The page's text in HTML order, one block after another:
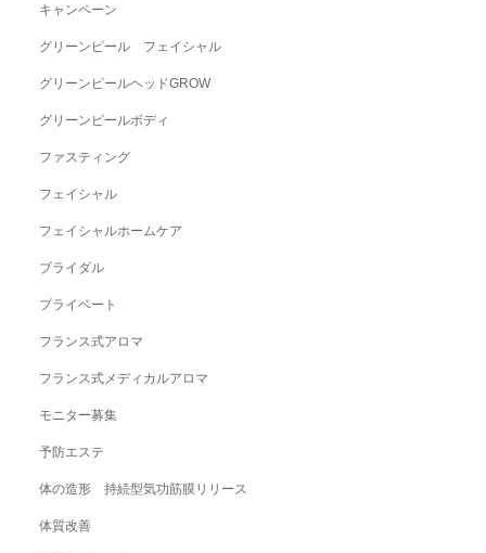
キャンペーン
グリーンピール フェイシャル
グリーンピールヘッドGROW
グリーンピールボディ
ファスティング
フェイシャル
フェイシャルホームケア
ブライダル
プライベート
フランス式アロマ
フランス式メディカルアロマ
モニター募集
予防エステ
体の造形 持続型気功筋膜リリース
体質改善